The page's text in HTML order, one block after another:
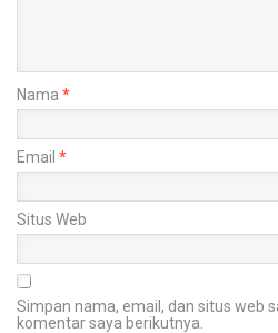
Nama *
Email *
Situs Web
Simpan nama, email, dan situs web
komentar saya berikutnya.